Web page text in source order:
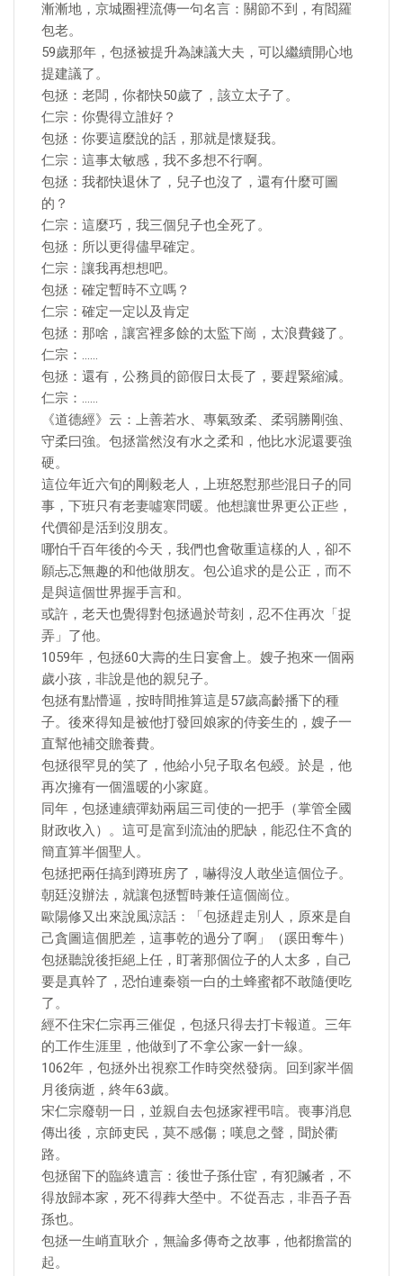
漸漸地，京城圈裡流傳一句名言：關節不到，有閻羅
包老。
59歲那年，包拯被提升為諫議大夫，可以繼續開心地
提建議了。
包拯：老闆，你都快50歲了，該立太子了。
仁宗：你覺得立誰好？
包拯：你要這麼說的話，那就是懷疑我。
仁宗：這事太敏感，我不多想不行啊。
包拯：我都快退休了，兒子也沒了，還有什麼可圖
的？
仁宗：這麼巧，我三個兒子也全死了。
包拯：所以更得儘早確定。
仁宗：讓我再想想吧。
包拯：確定暫時不立嗎？
仁宗：確定一定以及肯定
包拯：那啥，讓宮裡多餘的太監下崗，太浪費錢了。
仁宗：……
包拯：還有，公務員的節假日太長了，要趕緊縮減。
仁宗：……
《道德經》云：上善若水、專氣致柔、柔弱勝剛強、
守柔曰強。包拯當然沒有水之柔和，他比水泥還要強
硬。
這位年近六旬的剛毅老人，上班怒懟那些混日子的同
事，下班只有老妻噓寒問暖。他想讓世界更公正些，
代價卻是活到沒朋友。
哪怕千百年後的今天，我們也會敬重這樣的人，卻不
願忐忑無趣的和他做朋友。包公追求的是公正，而不
是與這個世界握手言和。
或許，老天也覺得對包拯過於苛刻，忍不住再次「捉
弄」了他。
1059年，包拯60大壽的生日宴會上。嫂子抱來一個兩
歲小孩，非說是他的親兒子。
包拯有點懵逼，按時間推算這是57歲高齡播下的種
子。後來得知是被他打發回娘家的侍妾生的，嫂子一
直幫他補交贍養費。
包拯很罕見的笑了，他給小兒子取名包綬。於是，他
再次擁有一個溫暖的小家庭。
同年，包拯連續彈劾兩屆三司使的一把手（掌管全國
財政收入）。這可是富到流油的肥缺，能忍住不貪的
簡直算半個聖人。
包拯把兩任搞到蹲班房了，嚇得沒人敢坐這個位子。
朝廷沒辦法，就讓包拯暫時兼任這個崗位。
歐陽修又出來說風涼話：「包拯趕走別人，原來是自
己貪圖這個肥差，這事乾的過分了啊」（蹊田奪牛）
包拯聽說後拒絕上任，盯著那個位子的人太多，自己
要是真幹了，恐怕連秦嶺一白的土蜂蜜都不敢隨便吃
了。
經不住宋仁宗再三催促，包拯只得去打卡報道。三年
的工作生涯里，他做到了不拿公家一針一線。
1062年，包拯外出視察工作時突然發病。回到家半個
月後病逝，終年63歲。
宋仁宗廢朝一日，並親自去包拯家裡弔唁。喪事消息
傳出後，京師吏民，莫不感傷；嘆息之聲，聞於衢
路。
包拯留下的臨終遺言：後世子孫仕宦，有犯贓者，不
得放歸本家，死不得葬大塋中。不從吾志，非吾子吾
孫也。
包拯一生峭直耿介，無論多傳奇之故事，他都擔當的
起。